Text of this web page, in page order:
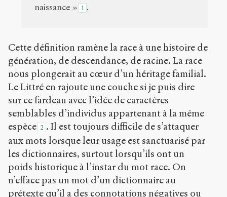
PDF
naissance » 1 .
Cette définition ramène la race à une histoire de
génération, de descendance, de racine. La race
nous plongerait au cœur d’un héritage familial.
Le Littré en rajoute une couche si je puis dire
sur ce fardeau avec l’idée de caractères
semblables d’individus appartenant à la même
espèce 2 . Il est toujours difficile de s’attaquer
aux mots lorsque leur usage est sanctuarisé par
les dictionnaires, surtout lorsqu’ils ont un
poids historique à l’instar du mot race. On
n’efface pas un mot d’un dictionnaire au
prétexte qu’il a des connotations négatives ou